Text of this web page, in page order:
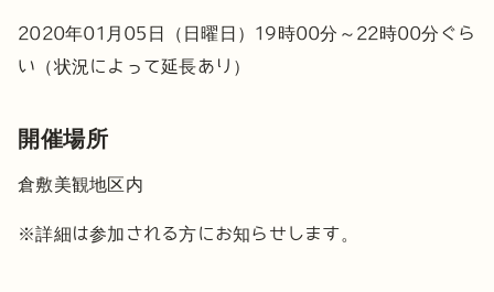
2020年01月05日（日曜日）19時00分～22時00分ぐら
い（状況によって延長あり）
開催場所
倉敷美観地区内
※詳細は参加される方にお知らせします。